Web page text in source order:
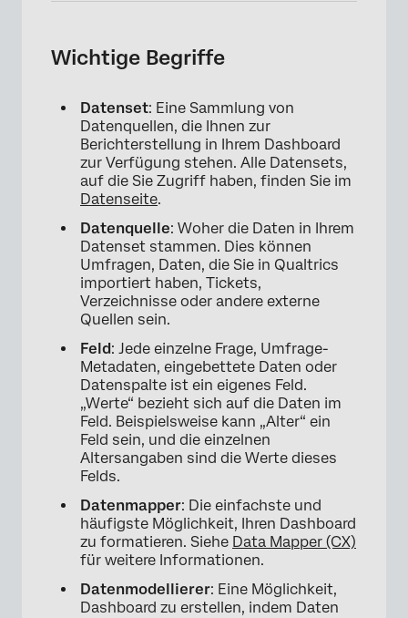
Wichtige Begriffe
Datenset: Eine Sammlung von
Datenquellen, die Ihnen zur
Berichterstellung in Ihrem Dashboard
zur Verfügung stehen. Alle Datensets,
auf die Sie Zugriff haben, finden Sie im
Datenseite.
Datenquelle: Woher die Daten in Ihrem
Datenset stammen. Dies können
Umfragen, Daten, die Sie in Qualtrics
importiert haben, Tickets,
Verzeichnisse oder andere externe
Quellen sein.
Feld: Jede einzelne Frage, Umfrage-
Metadaten, eingebettete Daten oder
Datenspalte ist ein eigenes Feld.
„Werte“ bezieht sich auf die Daten im
Feld. Beispielsweise kann „Alter“ ein
Feld sein, und die einzelnen
Altersangaben sind die Werte dieses
Felds.
Datenmapper: Die einfachste und
häufigste Möglichkeit, Ihren Dashboard
zu formatieren. Siehe Data Mapper (CX)
für weitere Informationen.
Datenmodellierer: Eine Möglichkeit,
Dashboard zu erstellen, indem Daten